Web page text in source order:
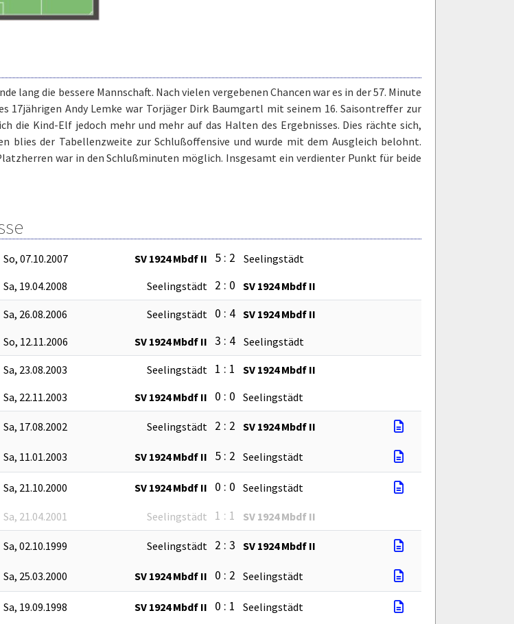
lang die bessere Mannschaft. Nach vielen vergebenen Chancen war es in der 57. Minute
17jährigen Andy Lemke war Torjäger Dirk Baumgartl mit seinem 16. Saisontreffer zur
die Kind-Elf jedoch mehr und mehr auf das Halten des Ergebnisses. Dies rächte sich,
blies der Tabellenzweite zur Schlußoffensive und wurde mit dem Ausgleich belohnt.
war in den Schlußminuten möglich. Insgesamt ein verdienter Punkt für beide
So, 07.10.2007 SV 1924 Mbdf II 5 : 2
Seelingstädt
Sa, 19.04.2008 Seelingstädt 2 : 0 SV 1924 Mbdf II
Sa, 26.08.2006 Seelingstädt 0 : 4 SV 1924 Mbdf II
So, 12.11.2006 SV 1924 Mbdf II 3 : 4 Seelingstädt
Sa, 23.08.2003 Seelingstädt 1 : 1
SV 1924 Mbdf II
Sa, 22.11.2003 SV 1924 Mbdf II 0 : 0 Seelingstädt
Sa, 17.08.2002 Seelingstädt 2 : 2 SV 1924 Mbdf II
Sa, 11.01.2003 SV 1924 Mbdf II 5 : 2 Seelingstädt
Sa, 21.10.2000 SV 1924 Mbdf II 0 : 0 Seelingstädt
Sa, 21.04.2001 Seelingstädt 1 : 1 SV 1924 Mbdf II
Sa, 02.10.1999 Seelingstädt 2 : 3 SV 1924 Mbdf II
Sa, 25.03.2000 SV 1924 Mbdf II 0 : 2 Seelingstädt
Sa, 19.09.1998 SV 1924 Mbdf II 0 : 1 Seelingstädt